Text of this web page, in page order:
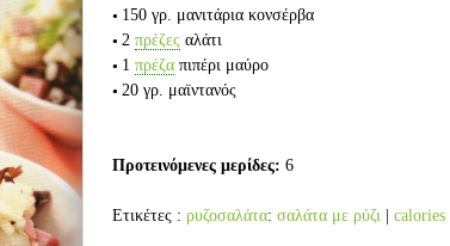
150 γρ. μανιτάρια κονσέρβα
2 πρέζες αλάτι
1 πρέζα πιπέρι μαύρο
20 γρ. μαϊντανός
Προτεινόμενες μερίδες: 6
Ετικέτες : ρυζοσαλάτα: σαλάτα με ρύζι calories